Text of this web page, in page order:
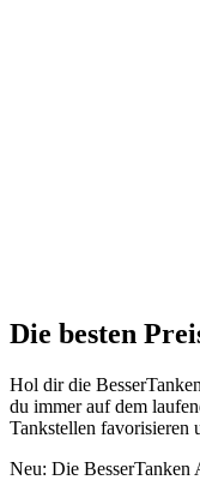
Die besten
Hol dir die
du immer auf dem
Tankstellen favorisieren
Neu: Die BesserTanken